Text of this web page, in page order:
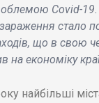
Covid-
зараження стало
що в свою
на економіку
найбільші